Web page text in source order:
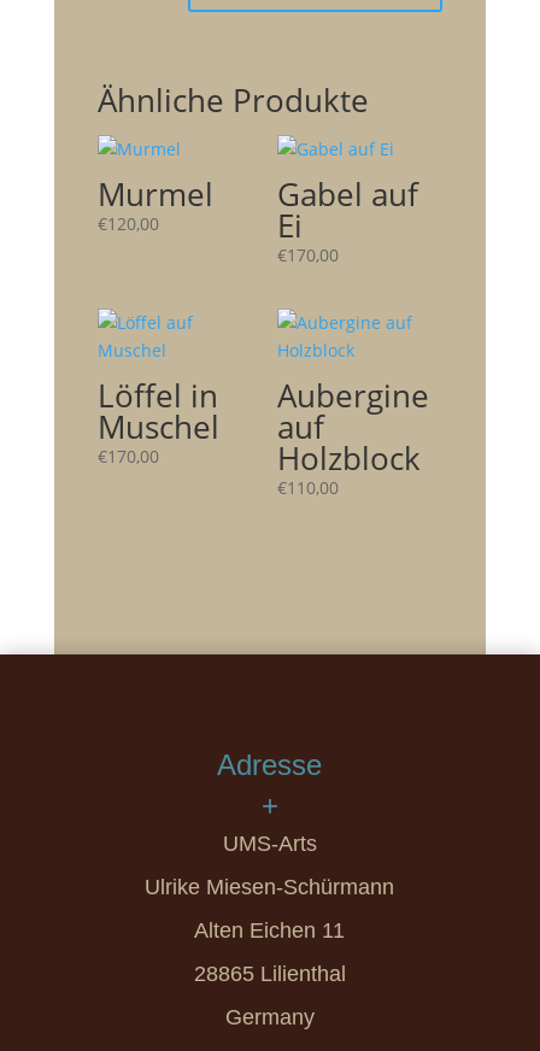
Ähnliche Produkte
Murmel
€120,00
Gabel auf
Ei
€170,00
Löffel in
Muschel
€170,00
Aubergine
auf
Holzblock
€110,00
Adresse
+
UMS-Arts
Ulrike Miesen-Schürmann
Alten Eichen 11
28865 Lilienthal
Germany